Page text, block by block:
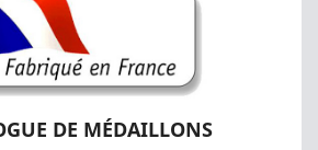
DE MÉDAILLONS